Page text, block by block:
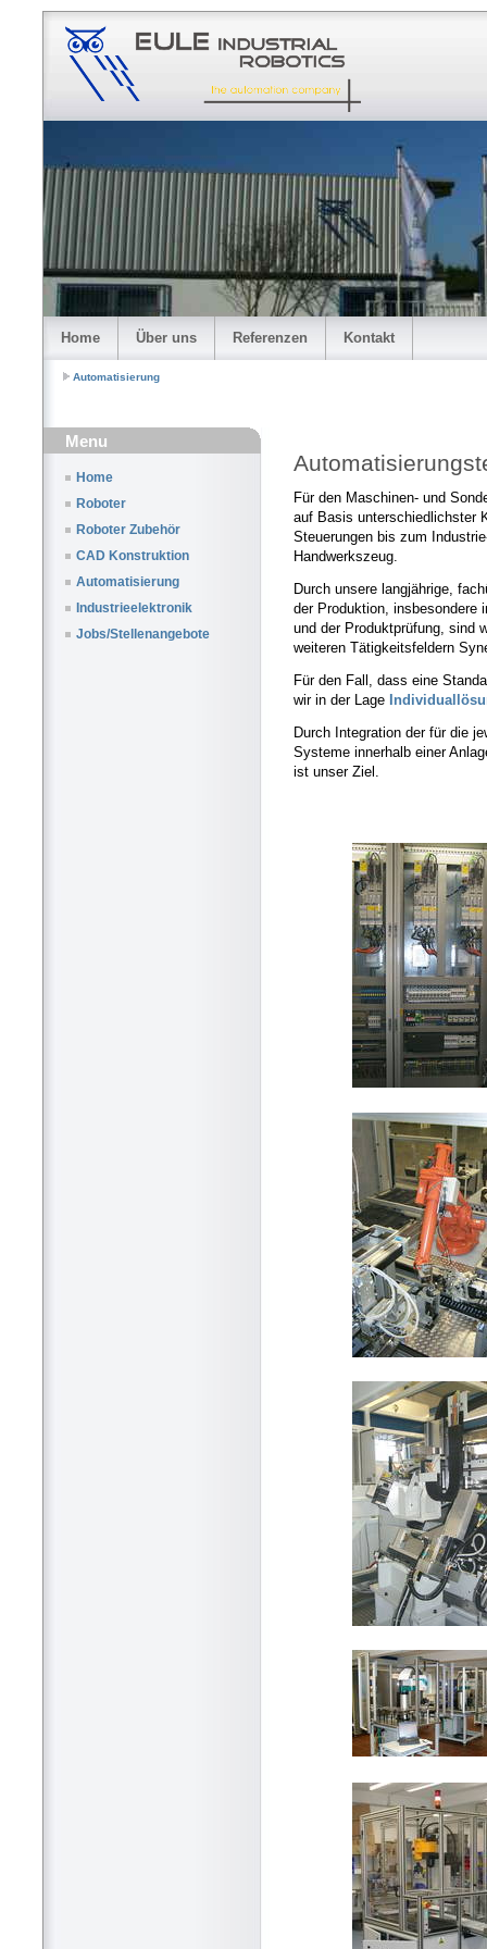
Home Über uns Referenzen Kontakt
Automatisierung
Menu
Home
Roboter
Roboter Zubehör
CAD Konstruktion
Automatisierung
Industrieelektronik
Jobs/Stellenangebote
Für den Maschinen- und
auf Basis unterschiedlichster
Steuerungen bis zum
Handwerkszeug.
Durch unsere langjährige,
der Produktion, insbesondere
und der Produktprüfung, sind
weiteren Tätigkeitsfeldern
Für den Fall, dass eine
wir in der Lage
Durch Integration der für die
Systeme innerhalb einer
ist unser Ziel.